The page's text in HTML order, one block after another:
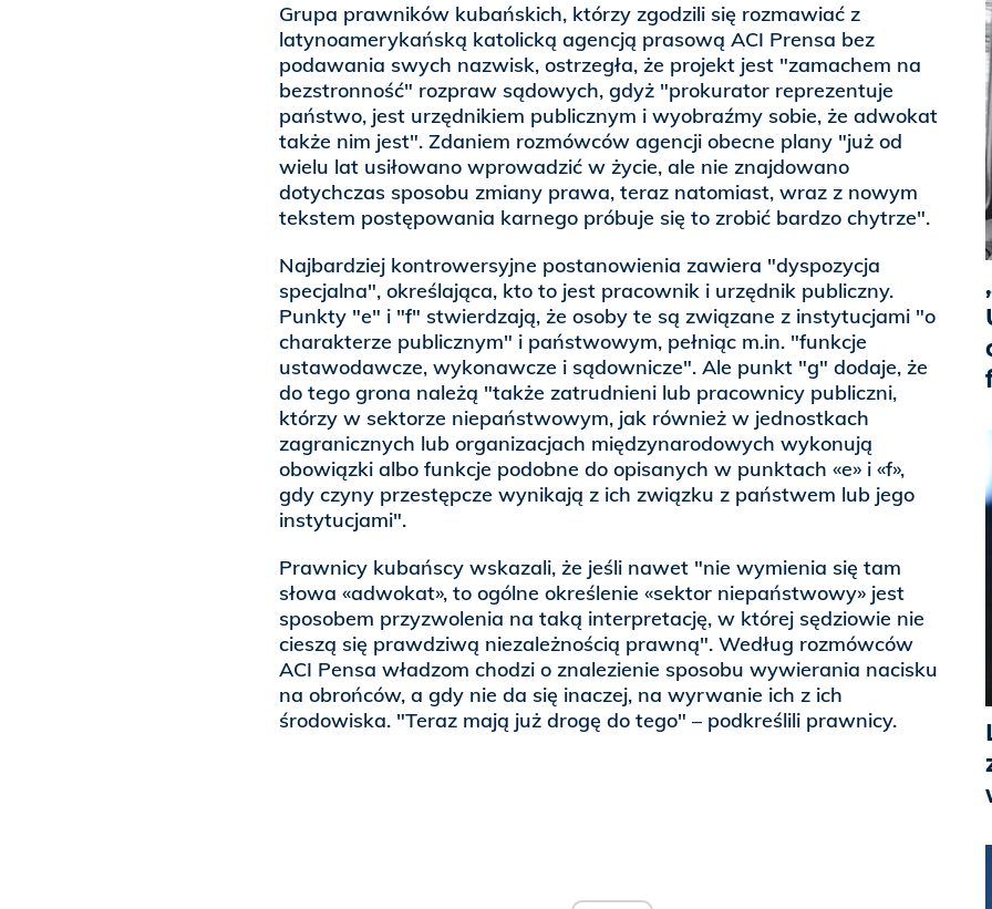
Grupa prawników kubańskich, którzy zgodzili się rozmawiać z
latynoamerykańską katolicką agencją prasową ACI Prensa bez
podawania swych nazwisk, ostrzegła, że projekt jest "zamachem na
bezstronność" rozpraw sądowych, gdyż "prokurator reprezentuje
państwo, jest urzędnikiem publicznym i wyobraźmy sobie, że adwokat
także nim jest". Zdaniem rozmówców agencji obecne plany "już od
wielu lat usiłowano wprowadzić w życie, ale nie znajdowano
dotychczas sposobu zmiany prawa, teraz natomiast, wraz z nowym
tekstem postępowania karnego próbuje się to zrobić bardzo chytrze".
Najbardziej kontrowersyjne postanowienia zawiera "dyspozycja
specjalna", określająca, kto to jest pracownik i urzędnik publiczny.
Punkty "e" i "f" stwierdzają, że osoby te są związane z instytucjami "o
charakterze publicznym" i państwowym, pełniąc m.in. "funkcje
ustawodawcze, wykonawcze i sądownicze". Ale punkt "g" dodaje, że
do tego grona należą "także zatrudnieni lub pracownicy publiczni,
którzy w sektorze niepaństwowym, jak również w jednostkach
zagranicznych lub organizacjach międzynarodowych wykonują
obowiązki albo funkcje podobne do opisanych w punktach «e» i «f»,
gdy czyny przestępcze wynikają z ich związku z państwem lub jego
instytucjami".
Prawnicy kubańscy wskazali, że jeśli nawet "nie wymienia się tam
słowa «adwokat», to ogólne określenie «sektor niepaństwowy» jest
sposobem przyzwolenia na taką interpretację, w której sędziowie nie
cieszą się prawdziwą niezależnością prawną". Według rozmówców
ACI Pensa władzom chodzi o znalezienie sposobu wywierania nacisku
na obrońców, a gdy nie da się inaczej, na wyrwanie ich z ich
środowiska. "Teraz mają już drogę do tego" – podkreślili prawnicy.